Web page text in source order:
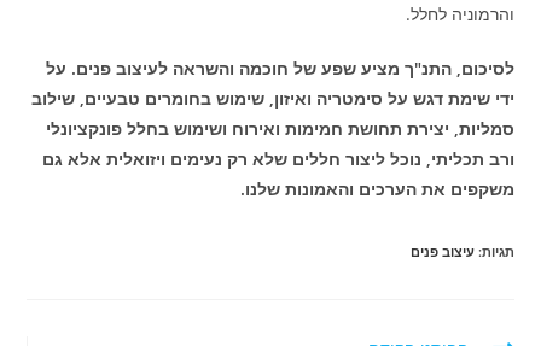
והרמוניה לחלל.
לסיכום, התנ"ך מציע שפע של חוכמה והשראה לעיצוב פנים. על
ידי שימת דגש על סימטריה ואיזון, שימוש בחומרים טבעיים, שילוב
סמליות, יצירת תחושת חמימות ואירוח ושימוש בחלל פונקציונלי
ורב תכליתי, נוכל ליצור חללים שלא רק נעימים ויזואלית אלא גם
משקפים את הערכים והאמונות שלנו.
תגיות:עיצוב פנים